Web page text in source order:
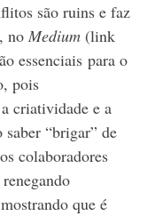
são ruins e faz
no Medium (link
essenciais para o
pois
criatividade e a
“brigar” de
colaboradores
que é